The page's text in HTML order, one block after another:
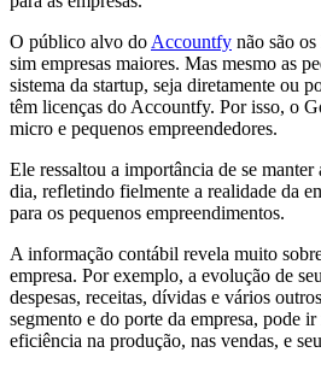
O público alvo do Accountfy não são
sim empresas maiores. Mas mesmo as
sistema da startup, seja diretamente ou
têm licenças do Accountfy. Por isso, o
micro e pequenos empreendedores.
Ele ressaltou a importância de se
dia, refletindo fielmente a realidade da
para os pequenos empreendimentos.
A informação contábil revela muito
empresa. Por exemplo, a evolução de
despesas, receitas, dívidas e vários
segmento e do porte da empresa, pode
eficiência na produção, nas vendas, e